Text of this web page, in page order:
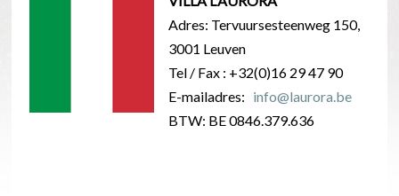
Adres: Tervuursesteenweg 150,
3001 Leuven
Tel / Fax : +32(0)16 29 47 90
E-mailadres: info@laurora.be
BTW: BE 0846.379.636